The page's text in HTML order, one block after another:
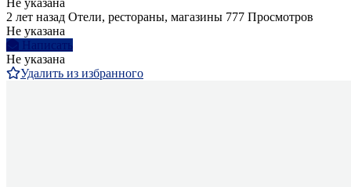
2 лет назад Отели, рестораны, магазины 777 Просмотров
Не указана
Написать
Не указана
Удалить из избранного